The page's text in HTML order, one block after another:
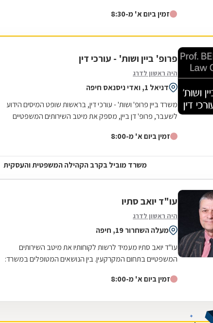
זמין ביום א' מ-8:30
פרופ' ביין ושות' - עורכי דין
היה ראשון לדרג
דניאל 1, ואדי ניסנאס חיפה
משרד ביין פרופ' ושות' - עורכי דין, בראשות שופט המיסים הידוע
לשעבר, פרופ' דן ביין, מספק את מיטב השירותים המשפטיים
זמין ביום א' מ-8:00
משרד מוביל בקרב הקהילה המשפטית והעסקית
עו"ד יואב סתיו
היה ראשון לדרג
מעלה השחרור 19, חיפה
עו"ד יואב סתיו מעמיד לרשות לקוחותיו את מיטב השירותים
המשפטיים בתחום המקרקעין. בין הנושאים המטופלים במשרד:
זמין ביום א' מ-8:00